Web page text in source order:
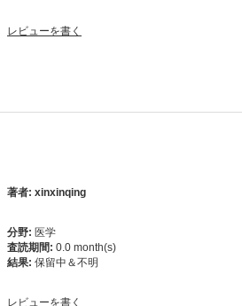
レビューを書く
著者: xinxinqing
分野: 医学
査読期間: 0.0 month(s)
結果: 保留中＆不明
レビューを書く